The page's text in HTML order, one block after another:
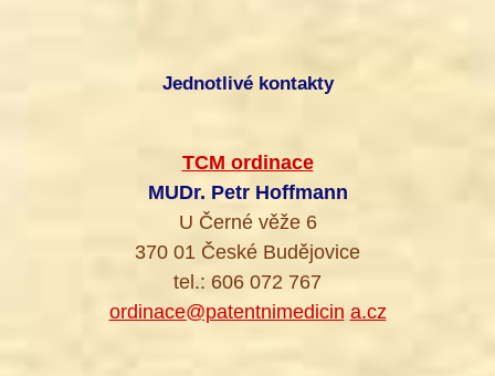
Jednotlivé kontakty
TCM ordinace
MUDr. Petr Hoffmann
U Černé věže 6
370 01 České Budějovice
tel.: 606 072 767
ordinace@patentnimedicin a.cz